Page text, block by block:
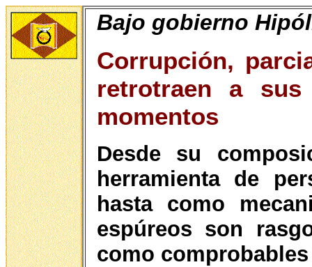
Bajo gobierno
Corrupción,
retrotraen a
momentos
Desde su
herramienta de
hasta como
espúreos son
como comprobables